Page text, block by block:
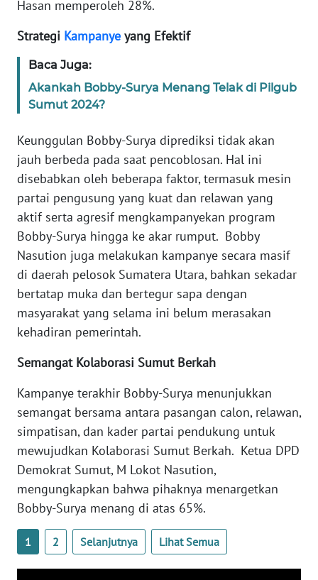
Hasan memperoleh 28%.
Strategi Kampanye yang Efektif
Baca Juga:
Akankah Bobby-Surya Menang Telak di Pilgub
Sumut 2024?
Keunggulan Bobby-Surya diprediksi tidak akan
jauh berbeda pada saat pencoblosan. Hal ini
disebabkan oleh beberapa faktor, termasuk mesin
partai pengusung yang kuat dan relawan yang
aktif serta agresif mengkampanyekan program
Bobby-Surya hingga ke akar rumput. Bobby
Nasution juga melakukan kampanye secara masif
di daerah pelosok Sumatera Utara, bahkan sekadar
bertatap muka dan bertegur sapa dengan
masyarakat yang selama ini belum merasakan
kehadiran pemerintah.
Semangat Kolaborasi Sumut Berkah
Kampanye terakhir Bobby-Surya menunjukkan
semangat bersama antara pasangan calon, relawan,
simpatisan, dan kader partai pendukung untuk
mewujudkan Kolaborasi Sumut Berkah. Ketua DPD
Demokrat Sumut, M Lokot Nasution,
mengungkapkan bahwa pihaknya menargetkan
Bobby-Surya menang di atas 65%.
1 2 Selanjutnya Lihat Semua
SERAMBI
JAMBI
WN
WN
WN
SULTENG
WN
SULBAR
WN
BABEL
WN
WN
SUMSEL
WN
BENGKULU
LAMPUNG